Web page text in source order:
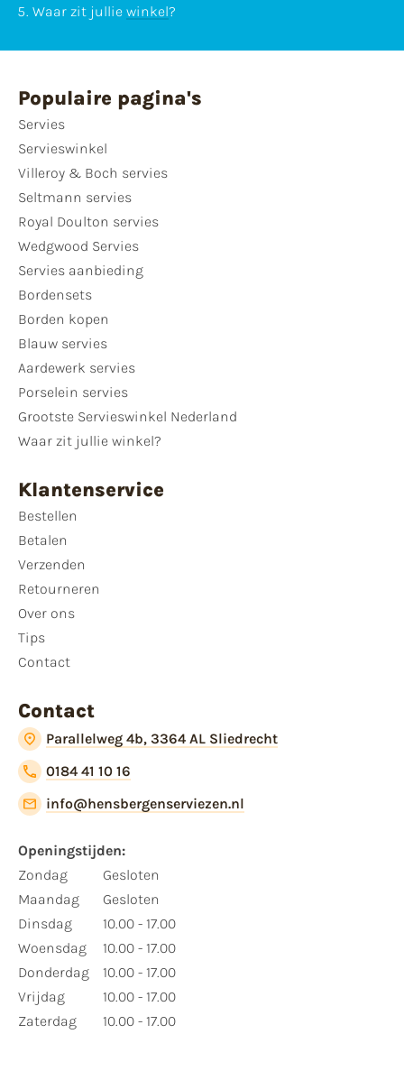
Waar zit jullie winkel?
Populaire pagina's
Servies
Servieswinkel
Villeroy & Boch servies
Seltmann servies
Royal Doulton servies
Wedgwood Servies
Servies aanbieding
Bordensets
Borden kopen
Blauw servies
Aardewerk servies
Porselein servies
Grootste Servieswinkel Nederland
Waar zit jullie winkel?
Klantenservice
Bestellen
Betalen
Verzenden
Retourneren
Over ons
Tips
Contact
Contact
Parallelweg 4b, 3364 AL Sliedrecht
0184 41 10 16
info@hensbergenserviezen.nl
Openingstijden:
Zondag
Maandag
Dinsdag
Woensdag
Donderdag
Vrijdag
Zaterdag
Gesloten
Gesloten
10.00 - 17.00
10.00 - 17.00
10.00 - 17.00
10.00 - 17.00
10.00 - 17.00